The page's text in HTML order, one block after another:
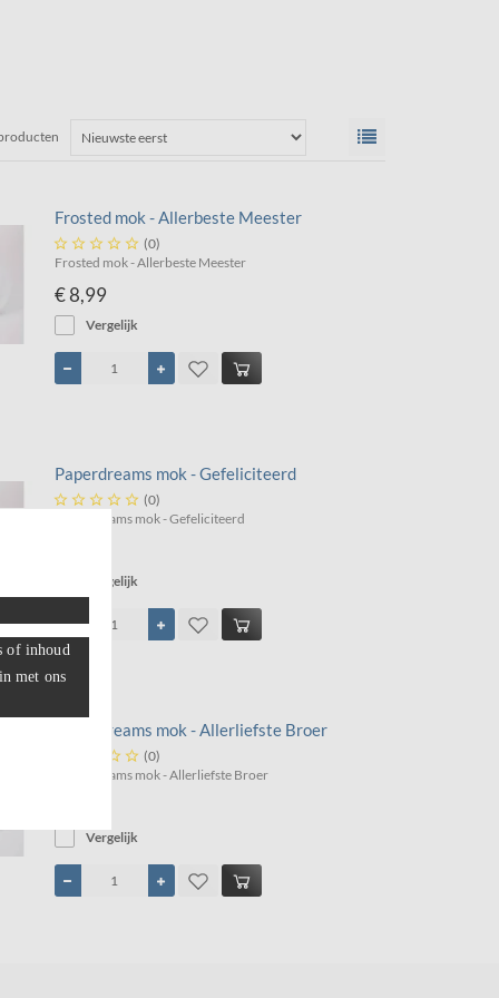
Frosted mok - Allerbeste Meester
     (0)
Frosted mok - Allerbeste Meester
€ 8,99
Vergelijk
Paperdreams mok - Gefeliciteerd
     (0)
Paperdreams mok - Gefeliciteerd
Vergelijk
Paperdreams mok - Allerliefste Broer
  (0)
Paperdreams mok - Allerliefste Broer
Vergelijk
of inhoud
met ons